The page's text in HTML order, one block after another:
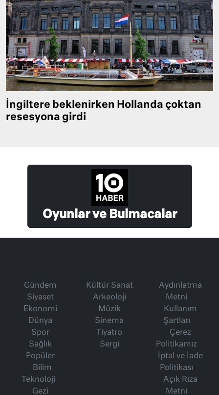
İngiltere beklenirken Hollanda çoktan
resesyona girdi
Oyunlar ve Bulmacalar
Gündem
Siyaset
Ekonomi
Dünya
Spor
Sağlık
Popüler
Bilim
Teknoloji
Gezi
Kültür Sanat
Arkeoloji
Müzik
Sinema
Tiyatro
Sergi
Aydınlatma
Metni
Kullanım
Şartları
Çerez
Politikamız
İptal ve İade
Politikası
Açık Rıza
Metni